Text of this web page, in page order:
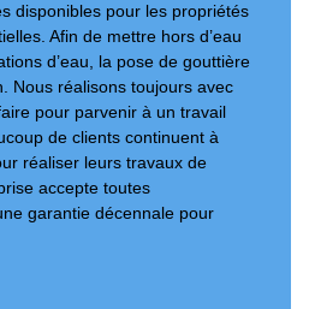
disponibles pour les propriétés
Afin de mettre hors d’eau
d’eau, la pose de gouttière
Nous réalisons toujours avec
pour parvenir à un travail
de clients continuent à
réaliser leurs travaux de
accepte toutes
garantie décennale pour